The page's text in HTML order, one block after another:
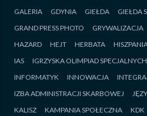
GALERIA
GDYNIA GIEŁDA GIEŁDA
GRAND PRESS PHOTO
GRYWALIZACJA
HAZARD
HEJT HERBATA
IAS
IGRZYSKA OLIMPIAD SPECJALNYCH
INFORMATYK
INNOWACJA
IZBA ADMINISTRACJI SKARBOWEJ
KALISZ
KAMPANIA SPOŁECZNA KDK